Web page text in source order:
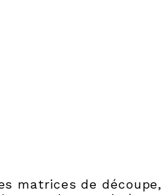
matrices de découpe,